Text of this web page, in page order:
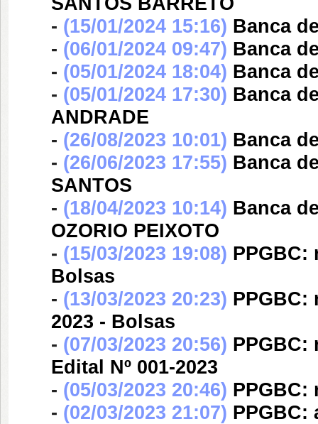
- (15/01/2024 15:16) Banca
- (06/01/2024 09:47) Banca
- (05/01/2024 18:04) Banca
- (05/01/2024 17:30) Banca
ANDRADE
- (26/08/2023 10:01) Banca
- (26/06/2023 17:55) Banca
SANTOS
- (18/04/2023 10:14) Banca
OZORIO PEIXOTO
- (15/03/2023 19:08) PPGBC:
Bolsas
- (13/03/2023 20:23) PPGBC:
2023 - Bolsas
- (07/03/2023 20:56)
Edital Nº 001-2023
- (05/03/2023 20:46) PPGBC:
- (02/03/2023 21:07) PPGBC: